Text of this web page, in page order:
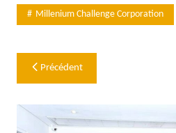
Millenium Challenge Corporation
Navigation
de
l’article
Précédent